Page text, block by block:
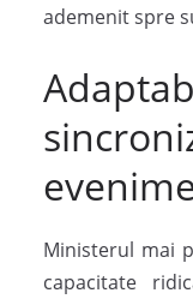
ademenit spre
Ministerul mai
capacitate